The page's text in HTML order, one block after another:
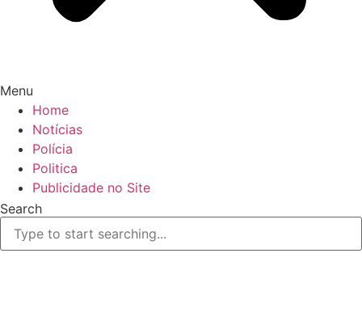
Menu
Home
Notícias
Polícia
Politica
Publicidade no Site
Search